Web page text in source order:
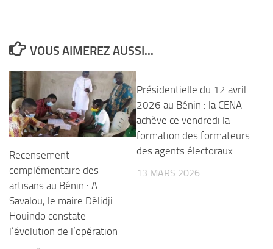
VOUS AIMEREZ AUSSI...
Recensement
complémentaire des
artisans au Bénin : A
Savalou, le maire Dèlidji
Houindo constate
l’évolution de l’opération
Présidentielle du 12 avril
2026 au Bénin : la CENA
achève ce vendredi la
formation des formateurs
des agents électoraux
13 MARS 2026